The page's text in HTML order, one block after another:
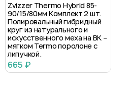
Zvizzer Thermo Hybrid 85-
90/15/80мм Комплект 2 шт.
Полировальный гибридный
круг из натурального и
искусственного меха на BK –
мягком Termo поролоне с
липучкой.
665 ₽